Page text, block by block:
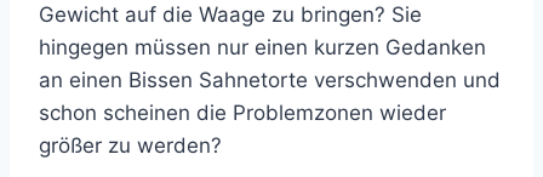
Gewicht auf die Waage zu bringen? Sie
hingegen müssen nur einen kurzen Gedanken
an einen Bissen Sahnetorte verschwenden und
schon scheinen die Problemzonen wieder
größer zu werden?